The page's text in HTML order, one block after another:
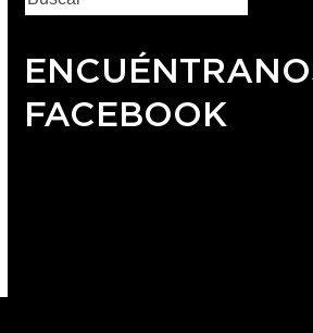
FACEBOOK